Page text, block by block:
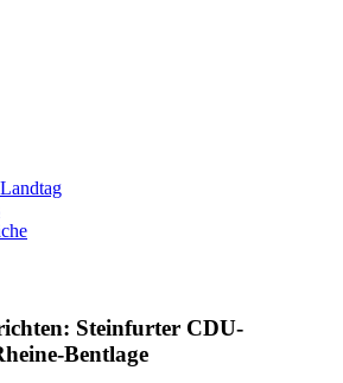
Steinfurter CDU-
Bentlage